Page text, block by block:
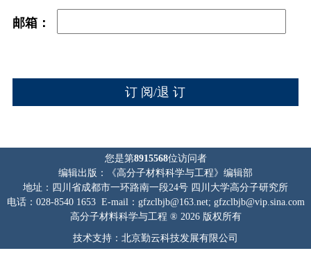
邮箱：
您是第8915568位访问者
编辑出版：《高分子材料科学与工程》编辑部
地址：四川省成都市一环路南一段24号 四川大学高分子研究所
电话：028-8540 1653 E-mail：gfzclbjb@163.net; gfzclbjb@vip.sina.com
高分子材料科学与工程 ® 2026 版权所有
技术支持：北京勤云科技发展有限公司